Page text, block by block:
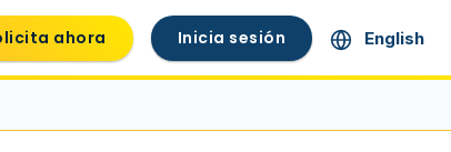
ahora Inicia sesión English